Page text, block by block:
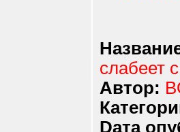
слабеет
Автор:
Dата